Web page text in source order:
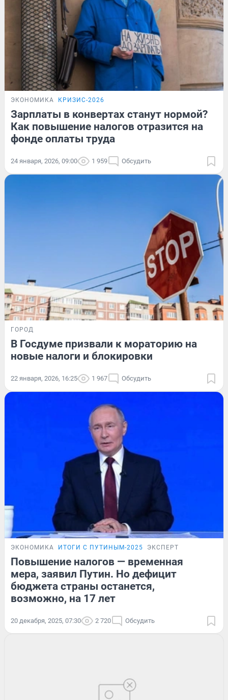
ЭКОНОМИКА КРИЗИС-2026
Зарплаты в конвертах станут нормой?
Как повышение налогов отразится на
фонде оплаты труда
24 января, 2026, 09:00 1 959 Обсудить
ГОРОД
В Госдуме призвали к мораторию на
новые налоги и блокировки
22 января, 2026, 16:25 1 967 Обсудить
ЭКОНОМИКА ИТОГИ С ПУТИНЫМ-2025 ЭКСПЕРТ
Повышение налогов — временная
мера, заявил Путин. Но дефицит
бюджета страны останется,
возможно, на 17 лет
20 декабря, 2025, 07:30 2 720 Обсудить